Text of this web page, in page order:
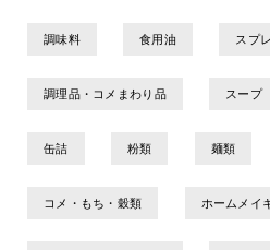
調味料 食用油 スプ
調理品・コメまわり品 スープ
缶詰 粉類 麺類
コメ・もち・穀類 ホームメイ